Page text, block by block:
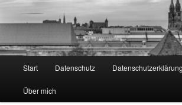
Start Datenschutz Datenschutzerklärung
Über mich